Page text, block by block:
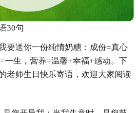
30句
要送你一份纯情奶糖：成份=真心
一生，营养=温馨+幸福+感动。下
老师生日快乐寄语，欢迎大家阅读